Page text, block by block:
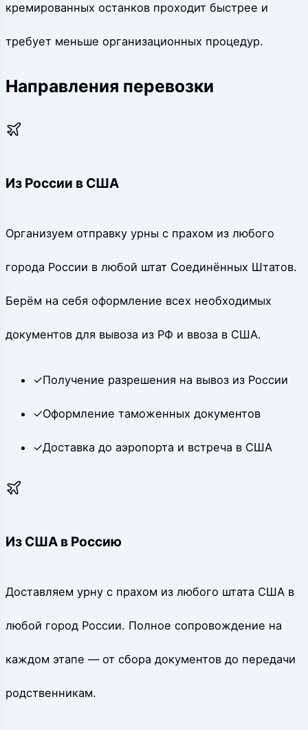
кремированных останков проходит быстрее и
требует меньше организационных процедур.
Направления перевозки
Из России в США
Организуем отправку урны с прахом из любого
города России в любой штат Соединённых Штатов.
Берём на себя оформление всех необходимых
документов для вывоза из РФ и ввоза в США.
✓Получение разрешения на вывоз из России
✓Оформление таможенных документов
✓Доставка до аэропорта и встреча в США
Из США в Россию
Доставляем урну с прахом из любого штата США в
любой город России. Полное сопровождение на
каждом этапе — от сбора документов до передачи
родственникам.